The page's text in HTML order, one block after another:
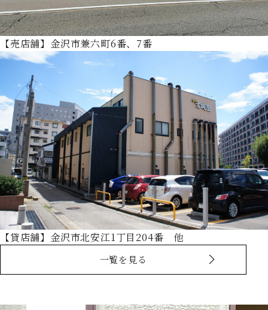
【売店舗】金沢市兼六町6番、7番
【貸店舗】金沢市北安江1丁目204番 他
一覧を見る